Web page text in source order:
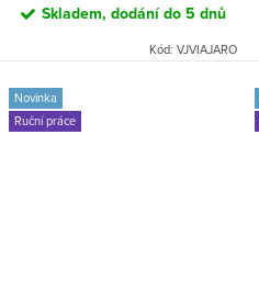
Skladem, dodání do 5 dnů
Kód: VJVIAJARO
Novinka
Ruční práce